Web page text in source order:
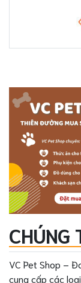
CHÚNG
VC Pet Shop –
cung cấp các